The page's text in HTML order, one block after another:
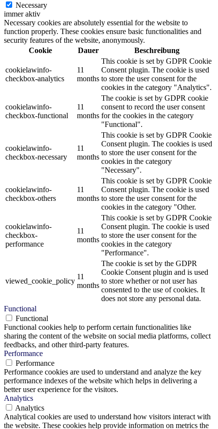
Necessary
immer aktiv
Necessary cookies are absolutely essential for the website to
function properly. These cookies ensure basic functionalities and
security features of the website, anonymously.
Cookie
Dauer Beschreibung
cookielawinfo-
checkbox-analytics
11
months
This cookie is set by GDPR Cookie
Consent plugin. The cookie is used
to store the user consent for the
cookies in the category "Analytics".
cookielawinfo-
checkbox-functional
11
months
The cookie is set by GDPR cookie
consent to record the user consent
for the cookies in the category
"Functional".
cookielawinfo-
checkbox-necessary
11
months
This cookie is set by GDPR Cookie
Consent plugin. The cookies is used
to store the user consent for the
cookies in the category
"Necessary".
cookielawinfo-
checkbox-others
11
months
This cookie is set by GDPR Cookie
Consent plugin. The cookie is used
to store the user consent for the
cookies in the category "Other.
cookielawinfo-
checkbox-
performance
11
months
This cookie is set by GDPR Cookie
Consent plugin. The cookie is used
to store the user consent for the
cookies in the category
"Performance".
viewed_cookie_policy
11
months
The cookie is set by the GDPR
Cookie Consent plugin and is used
to store whether or not user has
consented to the use of cookies. It
does not store any personal data.
Functional
Functional
Functional cookies help to perform certain functionalities like
sharing the content of the website on social media platforms, collect
feedbacks, and other third-party features.
Performance
Performance
Performance cookies are used to understand and analyze the key
performance indexes of the website which helps in delivering a
better user experience for the visitors.
Analytics
Analytics
Analytical cookies are used to understand how visitors interact with
the website. These cookies help provide information on metrics the